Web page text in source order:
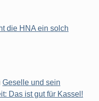
die HNA ein solch
Geselle und sein
Das ist gut für Kassel!